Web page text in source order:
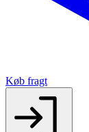
Køb fragt